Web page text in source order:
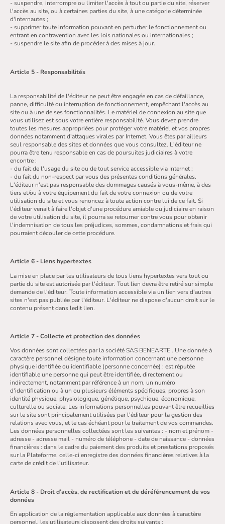
- suspendre, interrompre ou limiter l'accès à tout ou partie du site, réserver
l'accès au site, ou à certaines parties du site, à une catégorie déterminée
d'internautes ;
- supprimer toute information pouvant en perturber le fonctionnement ou
entrant en contravention avec les lois nationales ou internationales ;
- suspendre le site afin de procéder à des mises à jour.
Article 5 - Responsabilités
La responsabilité de l'éditeur ne peut être engagée en cas de défaillance,
panne, difficulté ou interruption de fonctionnement, empêchant l'accès au
site ou à une de ses fonctionnalités. Le matériel de connexion au site que
vous utilisez est sous votre entière responsabilité. Vous devez prendre
toutes les mesures appropriées pour protéger votre matériel et vos propres
données notamment d'attaques virales par Internet. Vous êtes par ailleurs
seul responsable des sites et données que vous consultez. L'éditeur ne
pourra être tenu responsable en cas de poursuites judiciaires à votre
encontre :
- du fait de l'usage du site ou de tout service accessible via Internet ;
- du fait du non-respect par vous des présentes conditions générales.
L'éditeur n'est pas responsable des dommages causés à vous-même, à des
tiers et/ou à votre équipement du fait de votre connexion ou de votre
utilisation du site et vous renoncez à toute action contre lui de ce fait. Si
l'éditeur venait à faire l'objet d'une procédure amiable ou judiciaire en raison
de votre utilisation du site, il pourra se retourner contre vous pour obtenir
l'indemnisation de tous les préjudices, sommes, condamnations et frais qui
pourraient découler de cette procédure.
Article 6 - Liens hypertextes
La mise en place par les utilisateurs de tous liens hypertextes vers tout ou
partie du site est autorisée par l'éditeur. Tout lien devra être retiré sur simple
demande de l'éditeur. Toute information accessible via un lien vers d'autres
sites n'est pas publiée par l'éditeur. L'éditeur ne dispose d'aucun droit sur le
contenu présent dans ledit lien.
Article 7 - Collecte et protection des données
Vos données sont collectées par la société SAS BENEARTE . Une donnée à
caractère personnel désigne toute information concernant une personne
physique identifiée ou identifiable (personne concernée) ; est réputée
identifiable une personne qui peut être identifiée, directement ou
indirectement, notamment par référence à un nom, un numéro
d'identification ou à un ou plusieurs éléments spécifiques, propres à son
identité physique, physiologique, génétique, psychique, économique,
culturelle ou sociale. Les informations personnelles pouvant être recueillies
sur le site sont principalement utilisées par l'éditeur pour la gestion des
relations avec vous, et le cas échéant pour le traitement de vos commandes.
Les données personnelles collectées sont les suivantes : - nom et prénom -
adresse - adresse mail - numéro de téléphone - date de naissance - données
financières : dans le cadre du paiement des produits et prestations proposés
sur la Plateforme, celle-ci enregistre des données financières relatives à la
carte de crédit de l'utilisateur.
Article 8 - Droit d’accès, de rectification et de déréférencement de vos
données
En application de la réglementation applicable aux données à caractère
personnel, les utilisateurs disposent des droits suivants :